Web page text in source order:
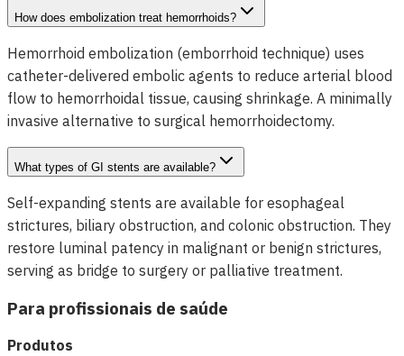
How does embolization treat hemorrhoids?
Hemorrhoid embolization (emborrhoid technique) uses
catheter-delivered embolic agents to reduce arterial blood
flow to hemorrhoidal tissue, causing shrinkage. A minimally
invasive alternative to surgical hemorrhoidectomy.
What types of GI stents are available?
Self-expanding stents are available for esophageal
strictures, biliary obstruction, and colonic obstruction. They
restore luminal patency in malignant or benign strictures,
serving as bridge to surgery or palliative treatment.
Para profissionais de saúde
Produtos